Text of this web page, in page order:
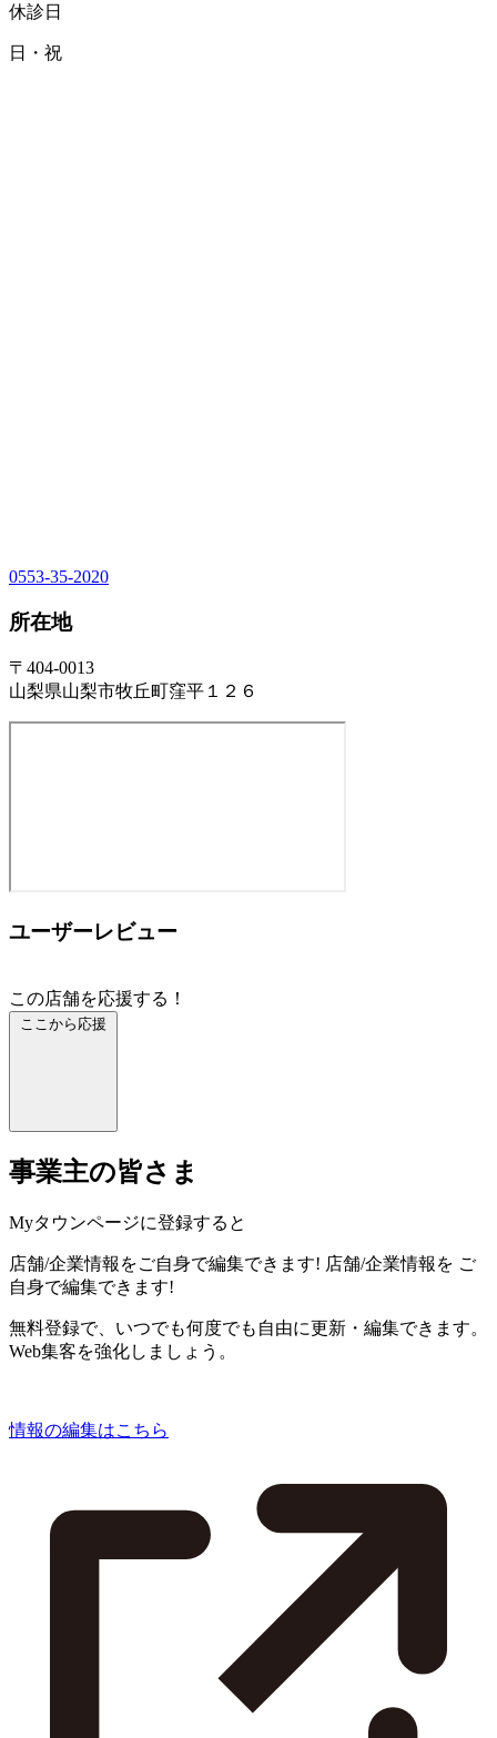
休診日
日・祝
0553-35-2020
所在地
〒404-0013
山梨県山梨市牧丘町窪平１２６
ユーザーレビュー
この店舗を応援する！
ここから応援
事業主の皆さま
Myタウンページに登録すると
店舗/企業情報をご自身で編集できます! 店舗/企業情報を ご
自身で編集できます!
無料登録で、いつでも何度でも自由に更新・編集できます。
Web集客を強化しましょう。
情報の編集はこちら